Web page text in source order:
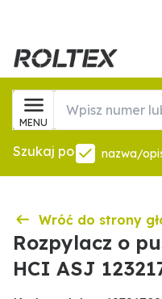
MENU
Szukaj po nazwa/
Wróć do strony
Rozpylacz o
HCI ASJ